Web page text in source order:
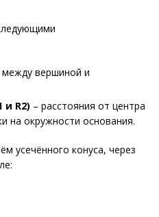
между вершиной и
и R2) – расстояния от центра
на окружности основания.
усечённого конуса, через